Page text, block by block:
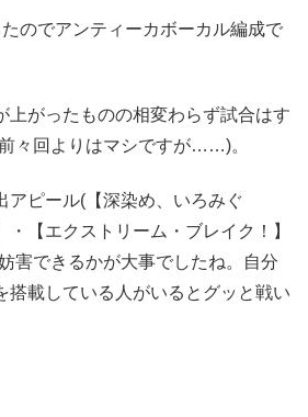
のでアンティーカボーカル編成で
上がったものの相変わらず試合はす
々回よりはマシですが……)。
アピール(【深染め、いろみぐ
・【エクストリーム・ブレイク！】
害できるかが大事でしたね。自分
搭載している人がいるとグッと戦い